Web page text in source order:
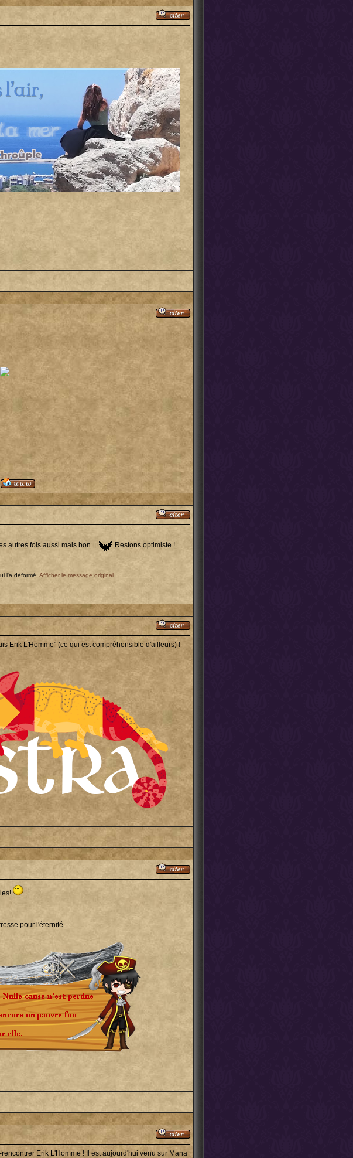
autres fois aussi mais bon... Restons optimiste !
l'a déformé. Afficher le message original
Erik L'Homme" (ce qui est compréhensible d'ailleurs) !
pour l'éternité...
Erik L'Homme ! Il est aujourd'hui venu sur Mana